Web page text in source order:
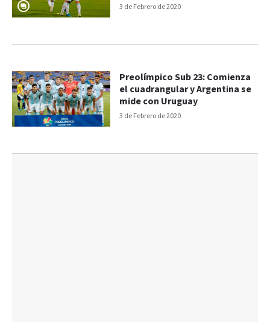
3 de Febrero de 2020
3 de Febrero de 2020
Preolímpico Sub 23: Comienza
el cuadrangular y Argentina se
mide con Uruguay